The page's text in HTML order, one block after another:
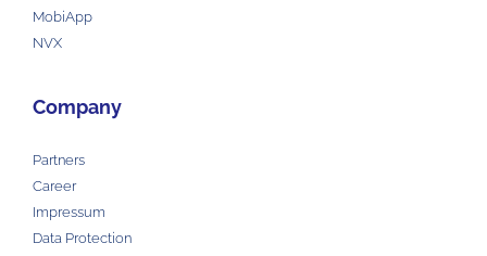
MobiApp
NVX
Company
Partners
Career
Impressum
Data Protection